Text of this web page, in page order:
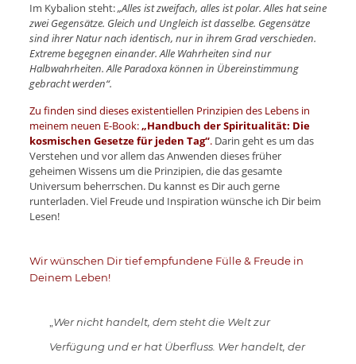
Im Kybalion steht:„Alles ist zweifach, alles ist polar. Alles hat seine
zwei Gegensätze. Gleich und Ungleich ist dasselbe. Gegensätze
sind ihrer Natur nach identisch, nur in ihrem Grad verschieden.
Extreme begegnen einander. Alle Wahrheiten sind nur
Halbwahrheiten. Alle Paradoxa können in Übereinstimmung
gebracht werden“.
Zu finden sind dieses existentiellen Prinzipien des Lebens in
meinem neuen E-Book:„Handbuch der Spiritualität: Die
kosmischen Gesetze für jeden Tag“.Darin geht es um das
Verstehen und vor allem das Anwenden dieses früher
geheimen Wissens um die Prinzipien, die das gesamte
Universum beherrschen. Du kannst es Dir auch gerne
runterladen. Viel Freude und Inspiration wünsche ich Dir beim
Lesen!
Wir wünschen Dir tief empfundene Fülle & Freude in
Deinem Leben!
Wer nicht handelt, dem steht die Welt zur
Verfügung und er hat Überfluss. Wer handelt, der